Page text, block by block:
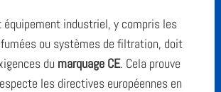
équipement industriel, y compris les
ou systèmes de filtration, doit
du marquage CE. Cela prouve
les directives européennes en